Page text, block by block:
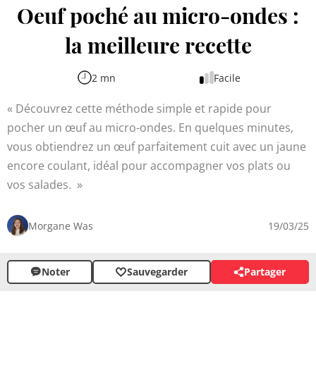
Oeuf poché au micro-ondes :
la meilleure recette
2 mn Facile
Découvrez cette méthode simple et rapide pour
pocher un œuf au micro-ondes. En quelques minutes,
vous obtiendrez un œuf parfaitement cuit avec un jaune
encore coulant, idéal pour accompagner vos plats ou
vos salades.
Morgane Was 19/03/25
Noter Sauvegarder Partager